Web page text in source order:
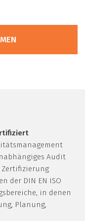
Audit
Zertifizierung
der DIN EN ISO
in denen
Planung,